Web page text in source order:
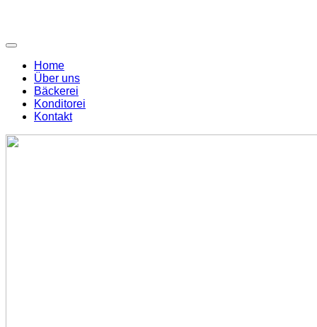
Home
Über uns
Bäckerei
Konditorei
Kontakt